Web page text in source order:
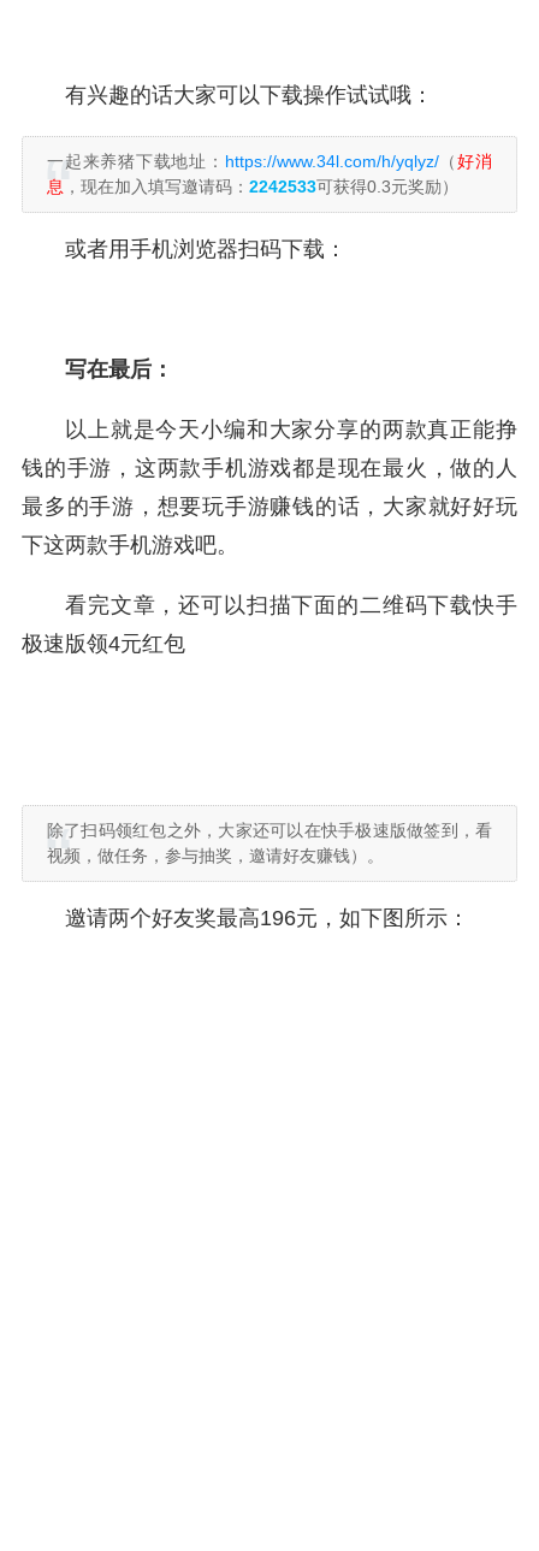
有兴趣的话大家可以下载操作试试哦：
一起来养猪下载地址： https://www.34l.com/h/yqlyz/（好消
息 ，现在加入填写邀请码： 2242533可获得0.3元奖励）
或者用手机浏览器扫码下载：
写在最后：
以上就是今天小编和大家分享的两款真正能挣
钱的手游，这两款手机游戏都是现在最火，做的人
最多的手游，想要玩手游赚钱的话，大家就好好玩
下这两款手机游戏吧。
看完文章，还可以扫描下面的二维码下载快手
极速版领4元红包
除了扫码领红包之外，大家还可以在快手极速版做签到，看
视频，做任务，参与抽奖，邀请好友赚钱）。
邀请两个好友奖最高196元，如下图所示：